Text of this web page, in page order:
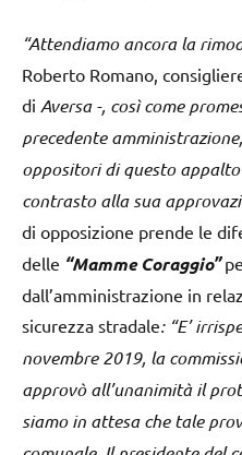
“Attendiamo ancora la
Roberto Romano,
di Aversa -, così come
precedente
oppositori di questo
contrasto alla sua
di opposizione prende le
delle “Mamme Coraggio”
dall’amministrazione in
sicurezza stradale: “E’
novembre 2019, la
approvò all’unanimità il
siamo in attesa che tale